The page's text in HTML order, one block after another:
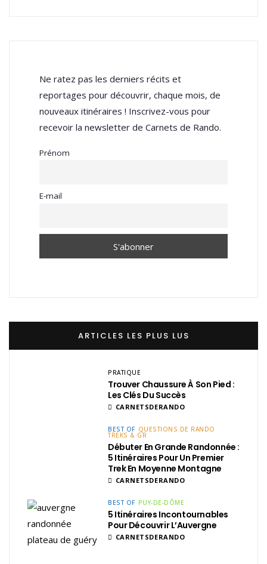
Ne ratez pas les derniers récits et
reportages pour découvrir, chaque mois, de
nouveaux itinéraires ! Inscrivez-vous pour
recevoir la newsletter de Carnets de Rando.
Prénom
E-mail
ARTICLES LES PLUS LUS
PRATIQUE
Trouver Chaussure À Son Pied :
Les Clés Du Succès
CARNETSDERANDO
BEST OF QUESTIONS DE RANDO
TREKS & GR
Débuter En Grande Randonnée :
5 Itinéraires Pour Un Premier
Trek En Moyenne Montagne
CARNETSDERANDO
BEST OF PUY-DE-DÔME
5 Itinéraires Incontournables
Pour Découvrir L’Auvergne
CARNETSDERANDO